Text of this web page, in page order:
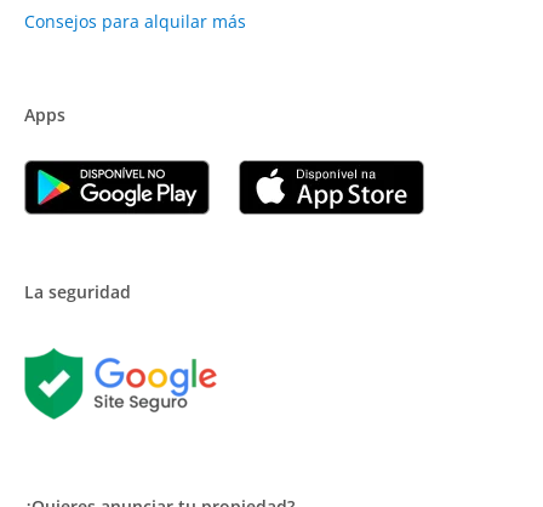
Consejos para alquilar más
Apps
La seguridad